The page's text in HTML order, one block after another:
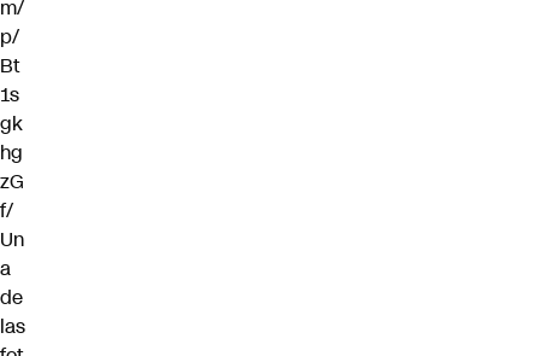
m/
p/
Bt
1s
gk
hg
zG
f/
Un
a
de
las